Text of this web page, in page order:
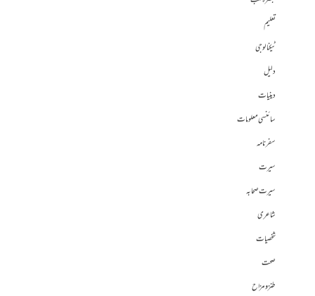
تعلیم
ٹیکنالوجی
دلیل
دینیات
سائنسی معلومات
سفرنامہ
سیرت
سیرت صحابہ
شاعری
شخصیات
صحت
طنز و مزاح